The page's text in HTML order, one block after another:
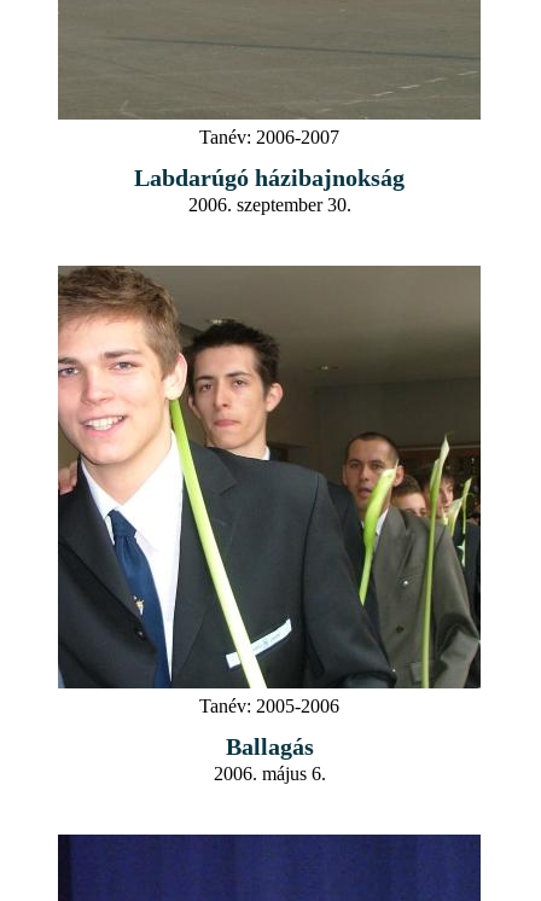
Tanév: 2006-2007
Labdarúgó házibajnokság
2006. szeptember 30.
Tanév: 2005-2006
Ballagás
2006. május 6.